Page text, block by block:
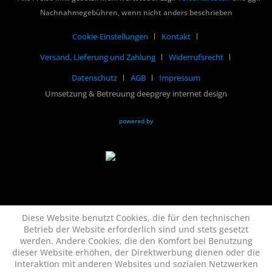
Nachnahmegebühren, wenn nicht anders beschrieben
Cookie-Einstellungen
Kontakt
Versand, Lieferung und Zahlung
Widerrufsrecht
Datenschutz
AGB
Impressum
Umsetzung & Betreuung deepgrey internet design
powered by
Diese Website benutzt Cookies, die für den technischen
Betrieb der Website erforderlich sind und stets gesetzt
werden. Andere Cookies, die den Komfort bei Benutzung
dieser Website erhöhen, der Direktwerbung dienen oder die
Interaktion mit anderen Websites und sozialen Netzwerken